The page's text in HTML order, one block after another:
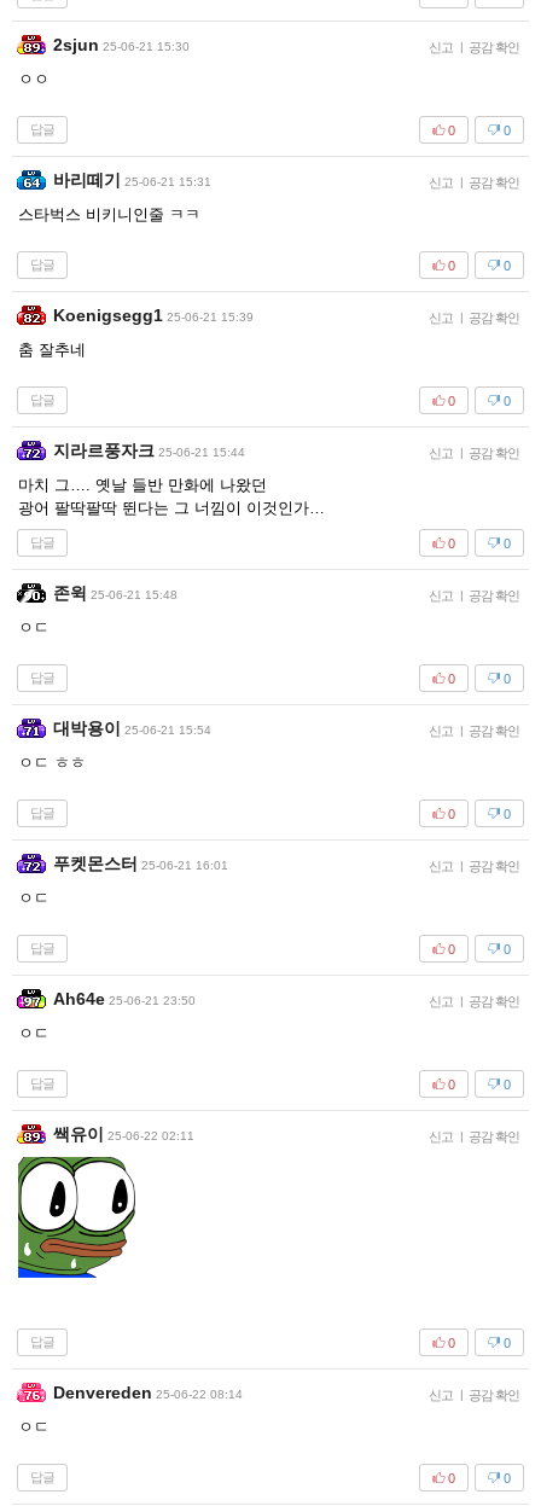
2sjun 25-06-21 15:30 신고 | 공감 확인
ㅇㅇ
답글 0
0
바리떼기 25-06-21 15:31 신고 | 공감 확인
스타벅스 비키니인줄 ㅋㅋ
답글 0
0
Koenigsegg1 25-06-21 15:39 신고 | 공감 확인
춤 잘추네
답글 0
0
지라르풍자크 25-06-21 15:44 신고 | 공감 확인
마치 그…. 옛날 들반 만화에 나왔던
광어 팔딱팔딱 뛴다는 그 너낌이 이것인가…
답글 0
0
존윅 25-06-21 15:48 신고 | 공감 확인
ㅇㄷ
답글 0
0
대박용이 25-06-21 15:54 신고 | 공감 확인
ㅇㄷ ㅎㅎ
답글 0
0
푸켓몬스터 25-06-21 16:01 신고 | 공감 확인
ㅇㄷ
답글 0
0
Ah64e 25-06-21 23:50 신고 | 공감 확인
ㅇㄷ
답글 0
0
쌕유이 25-06-22 02:11 신고 | 공감 확인
답글 0
0
Denvereden 25-06-22 08:14 신고 | 공감 확인
ㅇㄷ
답글 0
0